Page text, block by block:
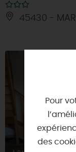
45430 -
Pour
des